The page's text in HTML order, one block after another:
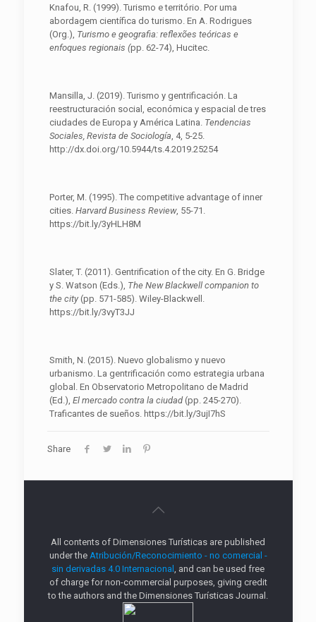
Knafou, R. (1999). Turismo e território. Por uma
abordagem científica do turismo. En A. Rodrigues
(Org.), Turismo e geografia: reflexões teóricas e
enfoques regionais (pp. 62-74), Hucitec.
Mansilla, J. (2019). Turismo y gentrificación. La
reestructuración social, económica y espacial de tres
ciudades de Europa y América Latina. Tendencias
Sociales, Revista de Sociología , 4, 5-25.
http://dx.doi.org/10.5944/ts.4.2019.25254
Porter, M. (1995). The competitive advantage of inner
cities. Harvard Business Review, 55-71.
https://bit.ly/3yHLH8M
Slater, T. (2011). Gentrification of the city. En G. Bridge
y S. Watson (Eds.), The New Blackwell companion to
the city (pp. 571-585). Wiley-Blackwell.
https://bit.ly/3vyT3JJ
Smith, N. (2015). Nuevo globalismo y nuevo
urbanismo. La gentrificación como estrategia urbana
global. En Observatorio Metropolitano de Madrid
(Ed.), El mercado contra la ciudad(pp. 245-270).
Traficantes de sueños. https://bit.ly/3ujI7hS
Share
All contents of Dimensiones Turísticas are published
under the Atribución/Reconocimiento - no comercial -
sin derivadas 4.0 Internacional , and can be used free
of charge for non-commercial purposes, giving credit
to the authors and the Dimensiones Turísticas Journal.